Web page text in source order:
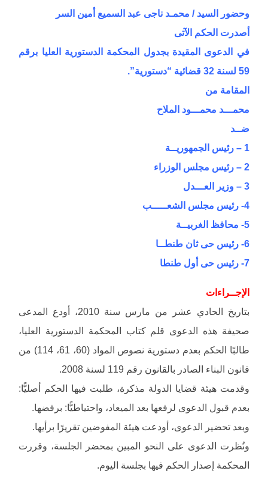
وحضور السيد / محمـد ناجى عبد السميع أمين السر
أصدرت الحكم الآتى
في الدعوى المقيدة بجدول المحكمة الدستورية العليا برقم
59 لسنة 32 قضائية “دستورية”.
المقامة من
محمـــد محمـــود الملاح
ضــد
1 – رئيس الجمهوريــة
2 – رئيس مجلس الوزراء
3 – وزير العـــدل
4- رئيس مجلس الشعـــــب
5- محافظ الغربيــة
6- رئيس حى ثان طنطــا
7- رئيس حى أول طنطا
الإجــراءات
بتاريخ الحادي عشر من مارس سنة 2010، أودع المدعى
صحيفة هذه الدعوى قلم كتاب المحكمة الدستورية العليا،
طالبًا الحكم بعدم دستورية نصوص المواد (60، 61، 114) من
قانون البناء الصادر بالقانون رقم 119 لسنة 2008.
وقدمت هيئة قضايا الدولة مذكرة، طلبت فيها الحكم أصليًّا:
بعدم قبول الدعوى لرفعها بعد الميعاد، واحتياطيًّا: برفضها.
وبعد تحضير الدعوى، أودعت هيئة المفوضين تقريرًا برأيها.
ونُظرت الدعوى على النحو المبين بمحضر الجلسة، وقررت
المحكمة إصدار الحكم فيها بجلسة اليوم.